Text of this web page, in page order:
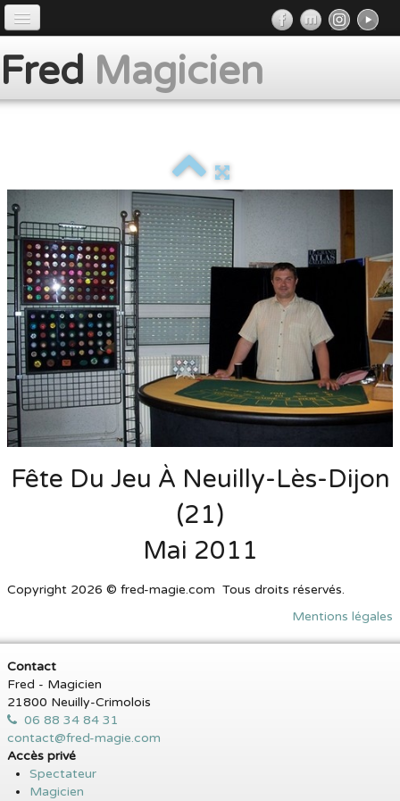
Préface
Presse
Contact
Fred Magicien
Fête Du Jeu À Neuilly-Lès-Dijon
(21)
Mai 2011
Copyright 2026 © fred-magie.com Tous droits réservés.
Mentions légales
Contact
Fred - Magicien
21800 Neuilly-Crimolois
06 88 34 84 31
contact@fred-magie.com
Accès privé
Spectateur
Magicien